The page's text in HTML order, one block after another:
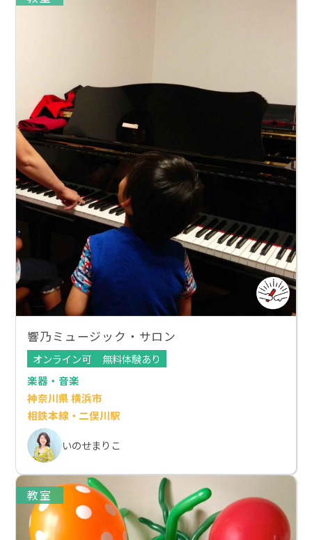
響乃ミュージック・サロン
オンライン可
無料体験あり
楽器・音楽
神奈川県 横浜市
相鉄本線・二俣川駅
いのせまりこ
教室